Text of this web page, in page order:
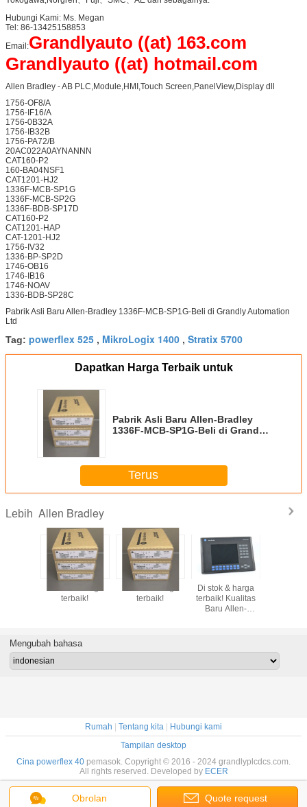
Hubungi Kami: Ms. Megan
Tel: 86-13425158853
Email:Grandlyauto ((at) 163.com
Grandlyauto ((at) hotmail.com
Allen Bradley - AB PLC,Module,HMI,Touch Screen,PanelView,Display dll
1756-OF8/A
1756-IF16/A
1756-0B32A
1756-IB32B
1756-PA72/B
20AC022A0AYNANNN
CAT160-P2
160-BA04NSF1
CAT1201-HJ2
1336F-MCB-SP1G
1336F-MCB-SP2G
1336F-BDB-SP17D
CAT160-P2
CAT1201-HAP
CAT-1201-HJ2
1756-IV32
1336-BP-SP2D
1746-OB16
1746-IB16
1746-NOAV
1336-BDB-SP28C
Pabrik Asli Baru Allen-Bradley 1336F-MCB-SP1G-Beli di Grandly Automation
Ltd
Tag: powerflex 525 , MikroLogix 1400 , Stratix 5700
Dapatkan Harga Terbaik untuk
Pabrik Asli Baru Allen-Bradley
1336F-MCB-SP1G-Beli di Grandly
Terus
Lebih Allen Bradley
terbaik!
terbaik!
Di stok & harga
terbaik! Kualitas
Baru Allen-
Obrolan Quote request
Mengubah bahasa
Rumah | Tentang kita | Hubungi kami
Tampilan desktop
Cina powerflex 40 pemasok. Copyright © 2016 - 2024 grandlyplcdcs.com.
All rights reserved. Developed by ECER